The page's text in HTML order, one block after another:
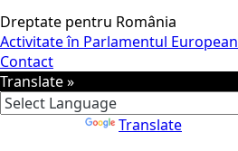
Dreptate pentru România
Activitate în Parlamentul European
Contact
Translate »
Translate